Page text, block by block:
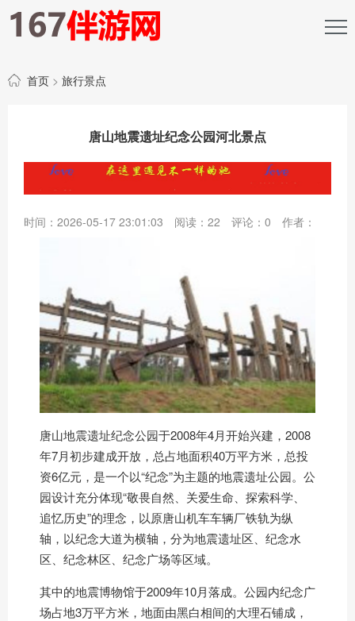
首页 > 旅行景点
唐山地震遗址纪念公园河北景点
时间：2026-05-17 23:01:03 阅读： 22 评论： 0 作者：
唐山地震遗址纪念公园于2008年4月开始兴建，2008
年7月初步建成开放，总占地面积40万平方米，总投
资6亿元，是一个以“纪念”为主题的地震遗址公园。公
园设计充分体现“敬畏自然、关爱生命、探索科学、
追忆历史”的理念，以原唐山机车车辆厂铁轨为纵
轴，以纪念大道为横轴，分为地震遗址区、纪念水
区、纪念林区、纪念广场等区域。
其中的地震博物馆于2009年10月落成。公园内纪念广
场占地3万平方米，地面由黑白相间的大理石铺成，